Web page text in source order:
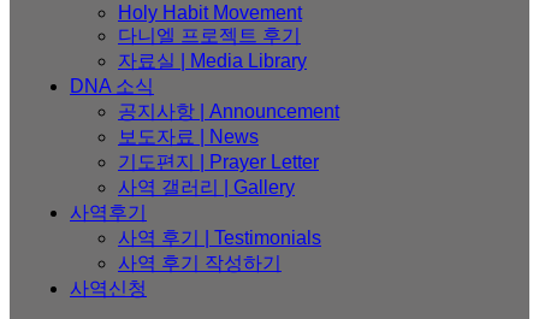
Holy Habit Movement
다니엘 프로젝트 후기
자료실 | Media Library
DNA 소식
공지사항 | Announcement
보도자료 | News
기도편지 | Prayer Letter
사역 갤러리 | Gallery
사역후기
사역 후기 | Testimonials
사역 후기 작성하기
사역신청